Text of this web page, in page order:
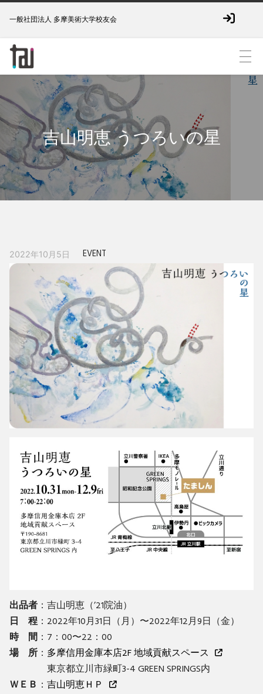
一般社団法人 多摩美術大学校友会
吉山明恵 うつろいの星
2022年10月5日 EVENT
出品者 ：吉山明恵（’21院油）
日 程：2022年10月31日（月）〜2022年12月9日（金）
時 間 ：7：00〜22：00
場 所 ： 多摩信用金庫本店2F 地域貢献スペース
東京都立川市緑町3-4 GREEN SPRINGS内
ＷＥＢ ： 吉山明恵ＨＰ